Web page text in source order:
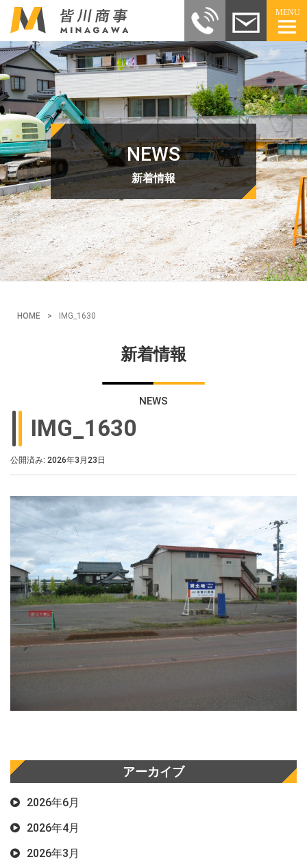
MENU
NEWS
新着情報
HOME > IMG_1630
新着情報
NEWS
IMG_1630
公開済み: 2026年3月23日
アーカイブ
2026年6月
2026年4月
2026年3月